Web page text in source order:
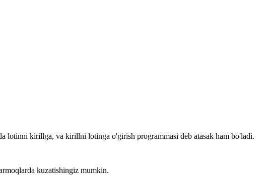
kirillga, va kirillni lotinga o'girish programmasi deb atasak ham bo'ladi.
kuzatishingiz mumkin.